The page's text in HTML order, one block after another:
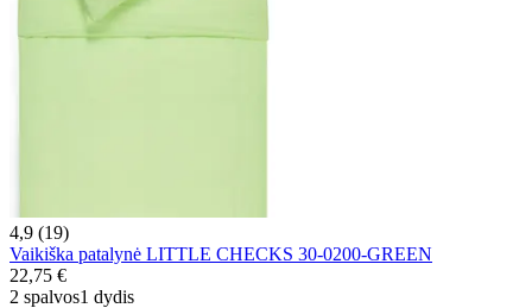
4,9 (19)
Vaikiška patalynė LITTLE CHECKS 30-0200-GREEN
22,75 €
2 spalvos1 dydis